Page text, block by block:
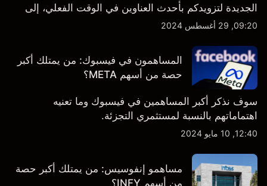
الجديدة لتزويدكم بأحدث العناوين في الوقت الفعلي، إلى
جانب قصص إخبارية مخصصة وتقارير تحليلية متعمقة - وكل
بالضبط.
09:20, 29 أغسطس 2024
المساهمون في فيسبوك: من يمتلك أكبر
حصة من أسهم META؟
سوف نذكر أكبر المساهمين في فيسبوك وما تعنيه
اهتماماتهم بالنسبة لمستثمري التجزئة.
12:40, 10 مايو 2024
مساهمو إنفوسيس: من يمتلك أكبر حصة
من أسهم INFY؟